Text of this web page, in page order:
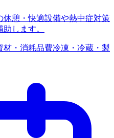
憩・快適設備や熱中症対策
します。
材・消耗品費冷凍・冷蔵・製